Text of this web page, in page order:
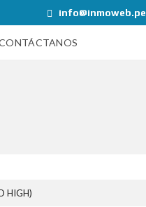
info@inmoweb.pe
HIGH)